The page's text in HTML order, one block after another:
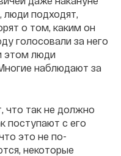
люди подходят,
о том, каким он
голосовали за него
этом люди
наблюдают за
что так не должно
поступают с его
это не по-
некоторые